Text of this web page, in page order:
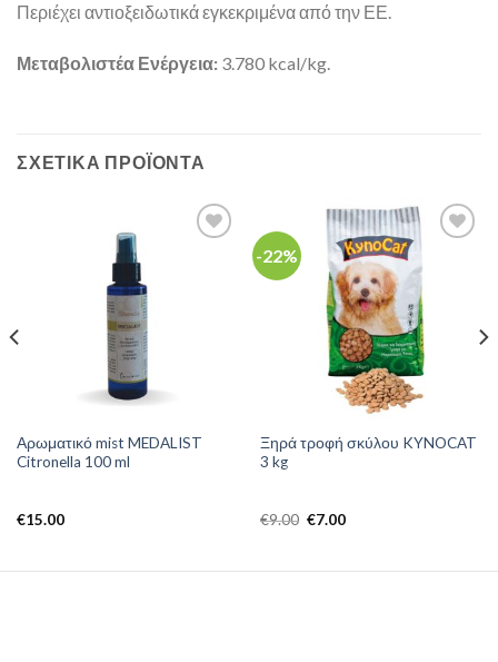
Περιέχει αντιοξειδωτικά εγκεκριμένα από την ΕΕ.
Μεταβολιστέα Ενέργεια: 3.780 kcal/kg.
ΣΧΕΤΙΚΆ ΠΡΟΪΌΝΤΑ
Αρωματικό mist MEDALIST
Citronella 100 ml
€15.00
-22%
Ξηρά τροφή σκύλου KYNOCAT
3 kg
€9.00 Original
€7.00Η
€7.00.